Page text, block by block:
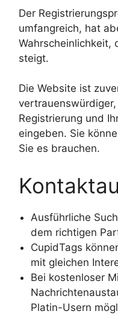
Der
umfangreich, hat
Wahrscheinlichkeit,
steigt.
Die Website ist
Registrierung und
eingeben. Sie
Sie es brauchen.
Ausführliche
dem richtigen
CupidTags
mit gleichen
Bei kostenloser
Platin-Usern